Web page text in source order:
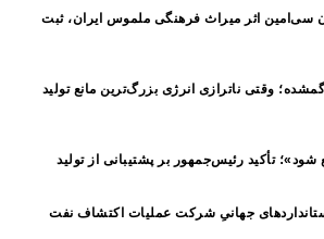
سی‌امین اثر میراث‌ فرهنگی ملموس ایران، ثبت
گمشده؛ وقتی ناترازی انرژی بزرگ‌ترین مانع تولید
شود»؛ تأکید رئیس‌جمهور بر پشتیبانی از تولید